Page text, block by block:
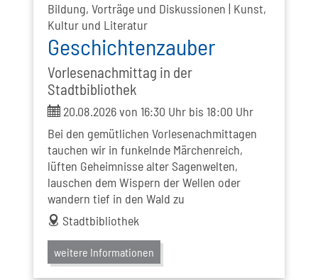
Bildung, Vorträge und Diskussionen | Kunst,
Kultur und Literatur
Geschichtenzauber
Vorlesenachmittag in der
Stadtbibliothek
ticket
20.08.2026 von 16:30 Uhr bis 18:00 Uhr
Bei den gemütlichen Vorlesenachmittagen
tauchen wir in funkelnde Märchenreich,
lüften Geheimnisse alter Sagenwelten,
lauschen dem Wispern der Wellen oder
wandern tief in den Wald zu
address
Stadtbibliothek
weitere Informationen